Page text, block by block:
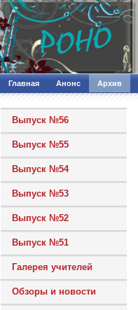
Главная Анонс Архив
Выпуск №56
Выпуск №55
Выпуск №54
Выпуск №53
Выпуск №52
Выпуск №51
Галерея учителей
Обзоры и новости